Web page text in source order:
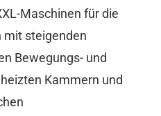
Maschinen für die
mit steigenden
Bewegungs- und
Kammern und